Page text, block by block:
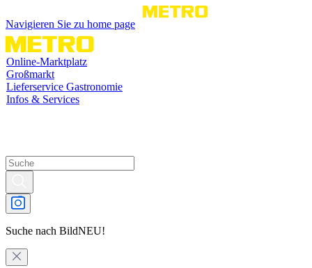
Navigieren Sie zu home page
Online-Marktplatz
Großmarkt
Lieferservice Gastronomie
Infos & Services
Suche nach BildNEU!